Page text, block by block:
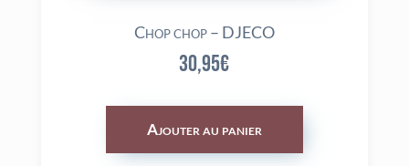
Chop chop – DJECO
30,95€
Ajouter au panier